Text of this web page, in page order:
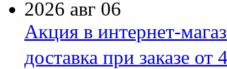
2026 авг 06
Акция в интернет-
доставка при заказе от